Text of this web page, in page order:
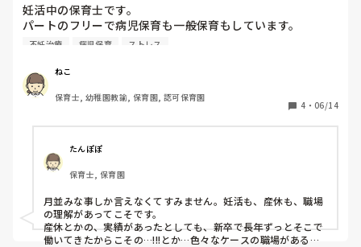
妊活中の保育士です。
パートのフリーで病児保育も一般保育もしています。
人間関係もしんどく、不妊治療はずっと行ってるのですが、
産休も考えて入ったところでしたが冷たくされたし、たまに
挨拶も無視されたり、何だか合わなくて。この先朝からの先
生は揃っているので、朝から働こうにも無理だろうし、妊娠
してからも勤まるか不安です(*_*)出勤前の夜中はお腹が何
故か痛く、出勤中は元気ですが、陰口叩かれたり、精神を保
てれるのかこの先不安です。前の保育園に戻りたいですが、
ヘルニア持ちなので保育士以外で考えたほうが いいのかも
悩みます。
妊活中で不安定なのも原因なのも分かっているのです
が、、。皆さんのご意見にお力をお借りしたくてよろしくお
願い致します。
不妊治療 病児保育 ストレス
ねこ
保育士, 幼稚園教諭, 保育園, 認可保育園
4 ・ 06/14
たんぽぽ
保育士, 保育園
月並みな事しか言えなくてすみません。妊活も、産休も、職場
の理解があってこそです。
産休とかの、実績があったとしても、新卒で長年ずっとそこで
働いてきたからこその…!!!とか…色々なケースの職場があると